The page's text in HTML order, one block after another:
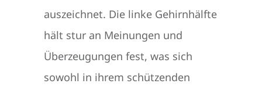
auszeichnet. Die linke Gehirnhälfte
hält stur an Meinungen und
Überzeugungen fest, was sich
sowohl in ihrem schützenden